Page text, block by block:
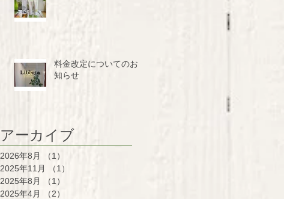
料金改定についてのお
知らせ
アーカイブ
2026年8月 （1）
2025年11月
（1）
2025年8月
（1）
2025年4月
（2）